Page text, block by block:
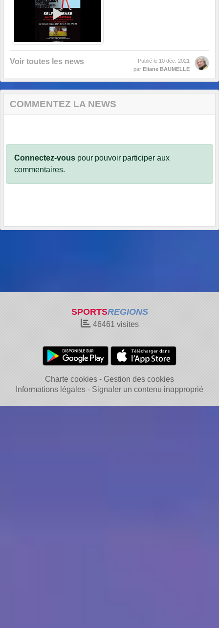
Voir toutes les news Publié le 10 déc. 2021
par Eliane BAUMELLE
COMMENTEZ LA NEWS
Connectez-vous pour pouvoir participer aux
commentaires.
SPORTSREGIONS
46461 visites
Charte cookies
Gestion des cookies
Informations légales
Signaler un contenu inapproprié